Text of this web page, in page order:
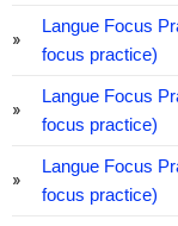
Langue Focus
focus practice)
Langue Focus
focus practice)
Langue Focus
focus practice)